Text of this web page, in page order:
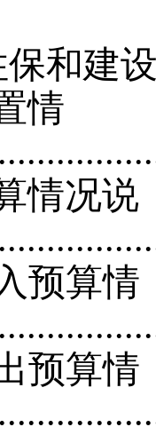
保和建
情
情况说
预算情
预算情